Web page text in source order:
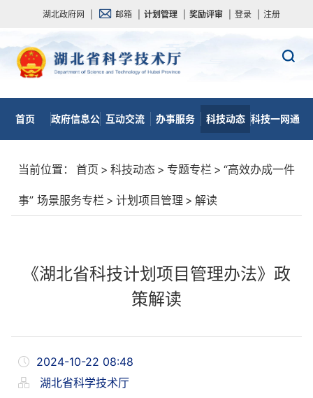
湖北政府网 邮箱 计划管理 奖励评审 登录 注册
首页 政府信息公 互动交流 办事服务 科技动态 科技一网通
当前位置： 首页 > 科技动态 > 专题专栏 > “高效办成一件
事” 场景服务专栏 > 计划项目管理 > 解读
《湖北省科技计划项目管理办法》政
策解读
2024-10-22 08:48
湖北省科学技术厅